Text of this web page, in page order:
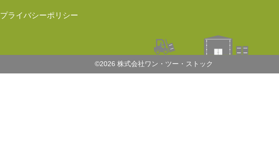
プライバシーポリシー
©2026 株式会社ワン・ツー・ストック